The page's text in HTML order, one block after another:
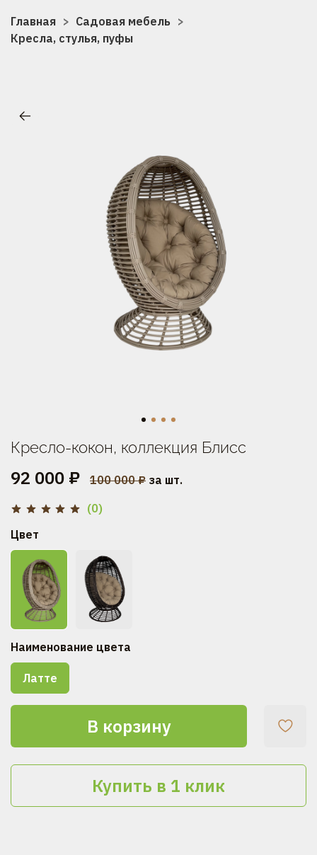
Главная
Садовая мебель
Кресла, стулья, пуфы
(0)
Кресло-кокон, коллекция Блисс
92 000 ₽ 100 000 ₽ за шт.
В корзину
Купить в 1 клик
Цвет
Наименование цвета
Латте